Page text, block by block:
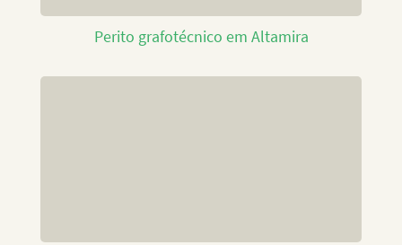
Perito grafotécnico em Altamira